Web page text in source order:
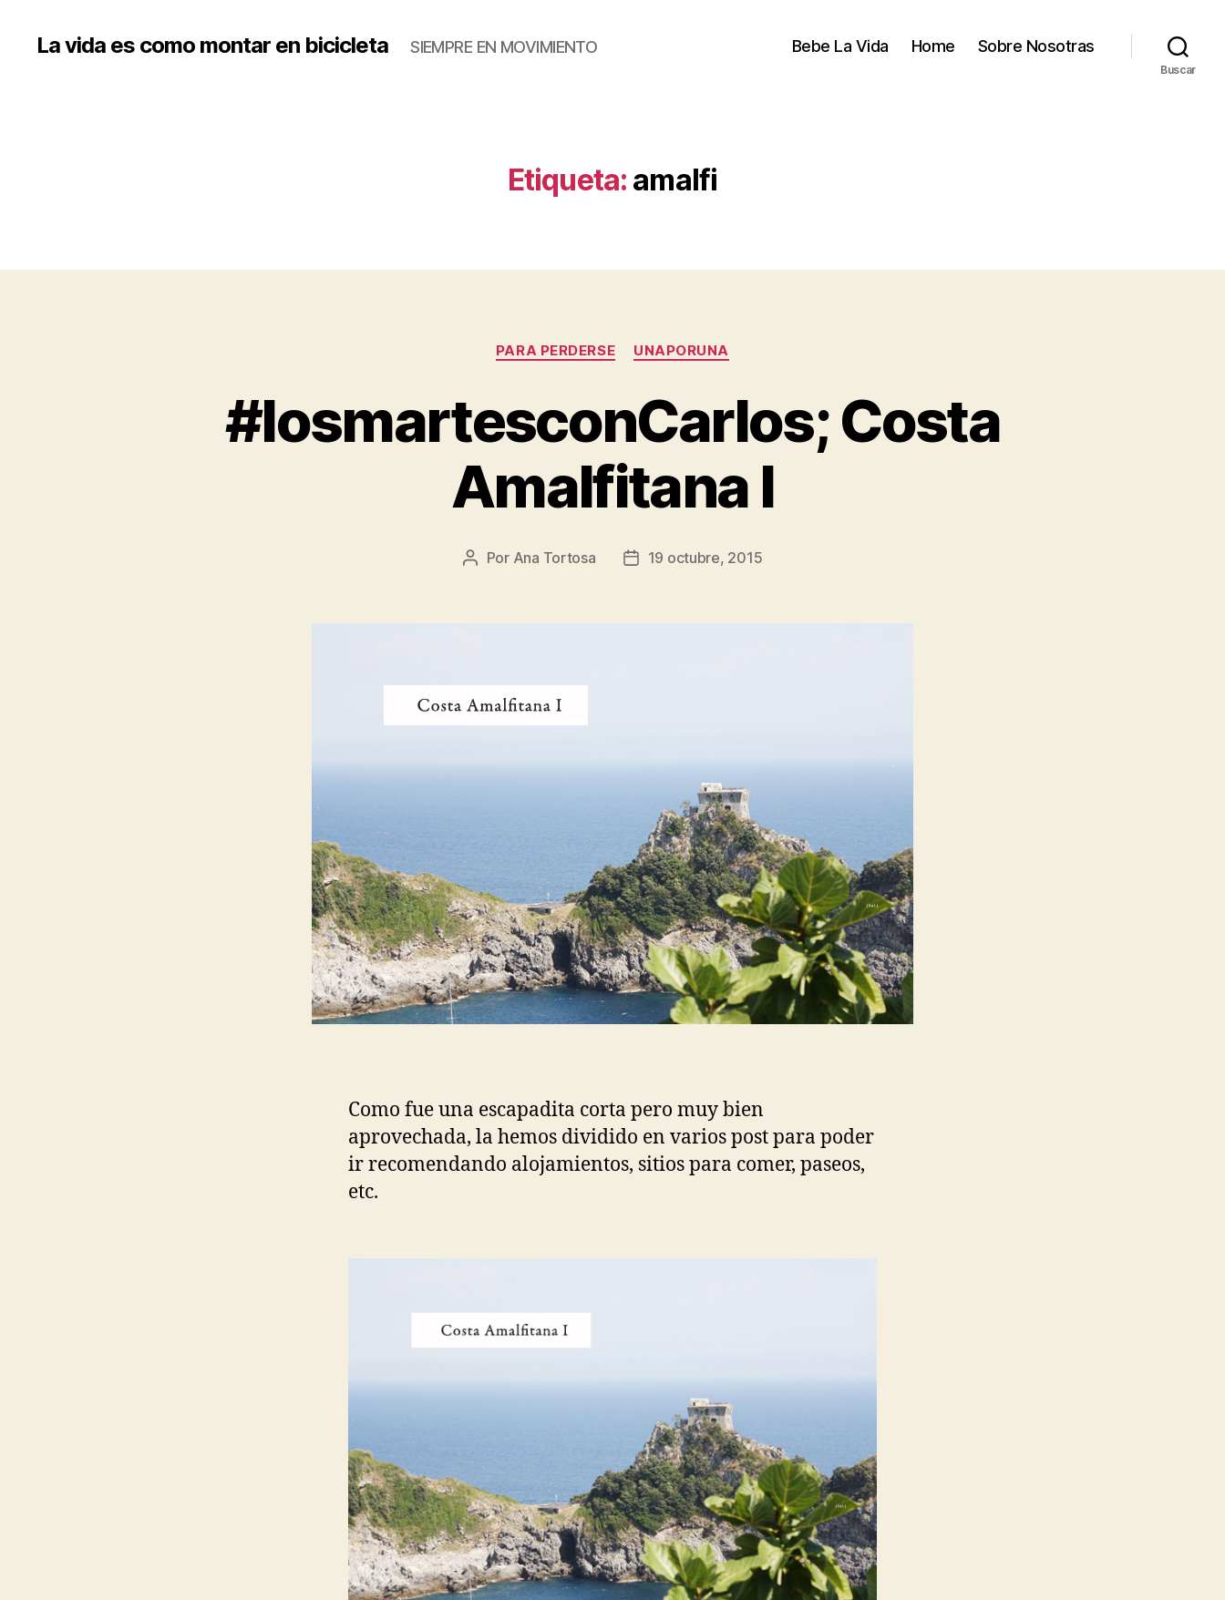
La vida es como montar en bicicleta SIEMPRE EN MOVIMIENTO Bebe La Vida Home Sobre Nosotras
Buscar
Etiqueta: amalfi
Categorías
PARA PERDERSE UNAPORUNA
#losmartesconCarlos; Costa
Amalfitana I
Autor
Por Ana Tortosa
Fecha19 octubre, 2015
Como fue una escapadita corta pero muy bien
aprovechada, la hemos dividido en varios post para poder
ir recomendando alojamientos, sitios para comer, paseos,
etc.